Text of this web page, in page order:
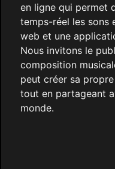
en ligne qui permet
temps-réel les sons
web et une
Nous invitons le
composition
peut créer sa
tout en partageant
monde.